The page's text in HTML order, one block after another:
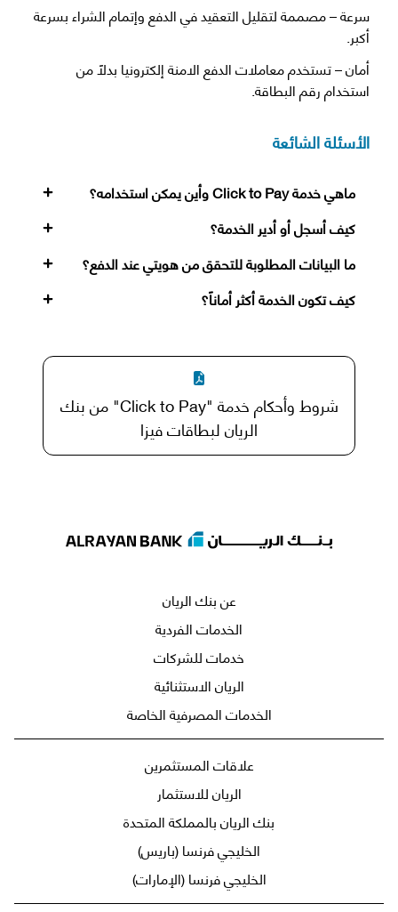
سرعة – مصممة لتقليل التعقيد في الدفع وإتمام الشراء بسرعة
أكبر.
أمان – تستخدم معاملات الدفع الامنة إلكترونيا بدلاً من
استخدام رقم البطاقة.
الأسئلة الشائعة
ماهي خدمة Click to Pay وأين يمكن استخدامه؟
كيف أسجل أو أدير الخدمة؟
ما البيانات المطلوبة للتحقق من هويتي عند الدفع؟
كيف تكون الخدمة أكثر أماناً؟
شروط وأحكام خدمة "Click to Pay" من بنك
الريان لبطاقات فيزا
علاقات المستثمرين
الريان للاستثمار
بنك الريان بالمملكة المتحدة
الخليجي فرنسا (باريس)
الخليجي فرنسا (الإمارات)
عن بنك الريان
الخدمات الفردية
خدمات للشركات
الريان الاستثنائية
الخدمات المصرفية الخاصة